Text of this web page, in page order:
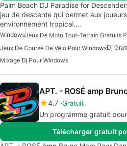
Palm Beach DJ Paradise for
jeu de descente qui permet aux
environnement tropical.…
Windows
Jeux De Course De Vélo Pour WindowsDj
Mixage Dj Pour Windows
APT. - ROSÉ amp
4.7 Gratuit
Un programme gratuit
Télécharger gratuit